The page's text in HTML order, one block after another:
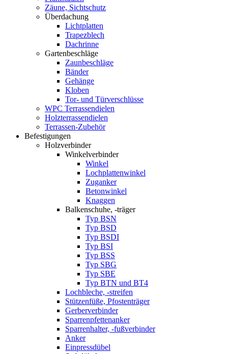
Zäune, Sichtschutz
Überdachung
Lichtplatten
Trapezblech
Dachrinne
Gartenbeschläge
Zaunbeschläge
Bänder
Gehänge
Kloben
Tor- und Türverschlüsse
WPC Terrassendielen
Holzterrassendielen
Terrassen-Zubehör
Befestigungen
Holzverbinder
Winkelverbinder
Winkel
Lochplattenwinkel
Zuganker
Betonwinkel
Knaggen
Balkenschuhe, -träger
Typ BSN
Typ BSD
Typ BSDI
Typ BSI
Typ BSS
Typ SBG
Typ SBE
Typ BTN und BT4
Lochbleche, -streifen
Stützenfüße, Pfostenträger
Gerberverbinder
Sparrenpfettenanker
Sparrenhalter, -fußverbinder
Anker
Einpressdübel